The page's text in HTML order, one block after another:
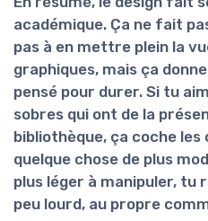
académique. Ça ne fait
pas à en mettre plein la
graphiques, mais ça
pensé pour durer. Si tu
sobres qui ont de la
bibliothèque, ça coche
quelque chose de plus
plus léger à manipuler, tu
peu lourd, au propre